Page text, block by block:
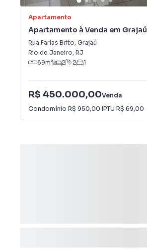
Apartamento
Apartamento à Venda em Grajaú
Rua Farias Brito, Grajaú
Rio de Janeiro, RJ
69m² 2 2 1
R$ 450.000,00Venda
Condomínio R$ 950,00·IPTU R$ 69,00